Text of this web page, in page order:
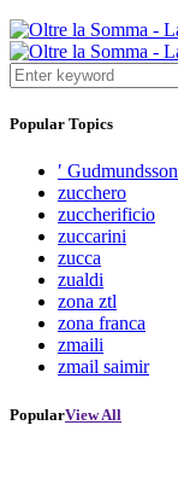
Popular Topics
′ Gudmundsson
zucchero
zuccherificio
zuccarini
zucca
zualdi
zona ztl
zona franca
zmaili
zmail saimir
PopularView All